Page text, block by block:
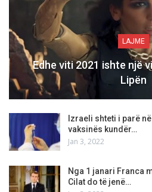
LAJME
Edhe viti 2021 ishte një
Lipën
Izraeli shteti i parë
vaksinës kundër…
Jan 3, 2022
Nga 1 janari Franca
Cilat do të jenë…